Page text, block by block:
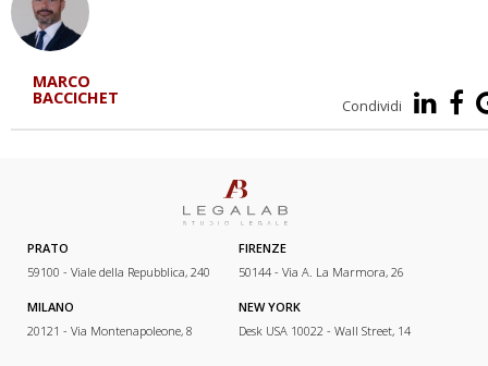
MARCO
BACCICHET Condividi
PRATO
59100 - Viale della Repubblica, 240
FIRENZE
50144 - Via A. La Marmora, 26
MILANO
20121 - Via Montenapoleone, 8
NEW YORK
Desk USA 10022 - Wall Street, 14